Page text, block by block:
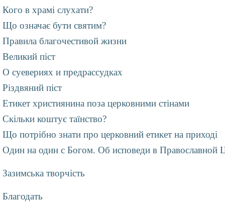
Кого в храмі слухати?
Що означає бути святим?
Правила благочестивой жизни
Великий піст
О суевериях и предрассудках
Різдвяний піст
Етикет християнина поза церковними стінами
Скільки коштує таїнство?
Що потрібно знати про церковний етикет на приході
Один на один с Богом. Об исповеди в Православной
Зазимська творчість
Благодать